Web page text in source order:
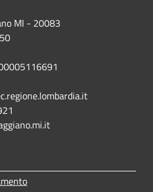
MI - 20083